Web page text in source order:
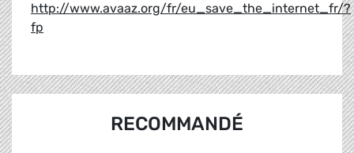
http://www.avaaz.org/fr/eu_save_the_internet_fr/?
fp
RECOMMANDÉ